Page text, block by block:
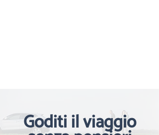
Goditi il viaggio